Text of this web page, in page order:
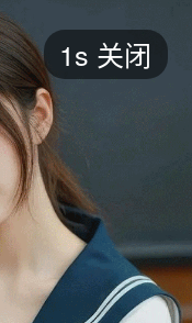
逆袭 玄幻
2023 2022
美国 韩国 日本
1s 关闭